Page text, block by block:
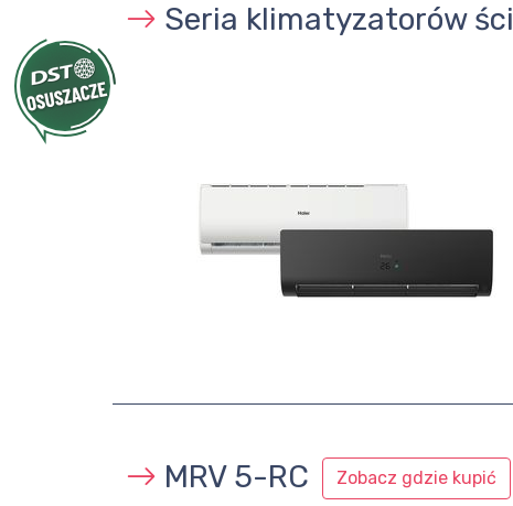
Seria klimatyzatorów
MRV 5-RC Zobacz gdzie kupić